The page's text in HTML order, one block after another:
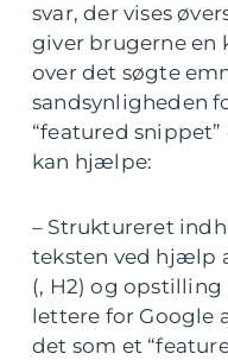
svar, der vises
giver brugerne
over det søgte
sandsynligheden
“featured
kan hjælpe:
– Struktureret
teksten ved hjælp
(, H2) og
lettere for Google
det som et